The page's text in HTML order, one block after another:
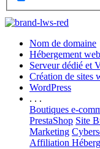
Nom de domaine
Hébergement web
Serveur dédié et
Création de sites
WordPress
. . .
Boutiques e-
PrestaShop Site
Marketing
Affiliation